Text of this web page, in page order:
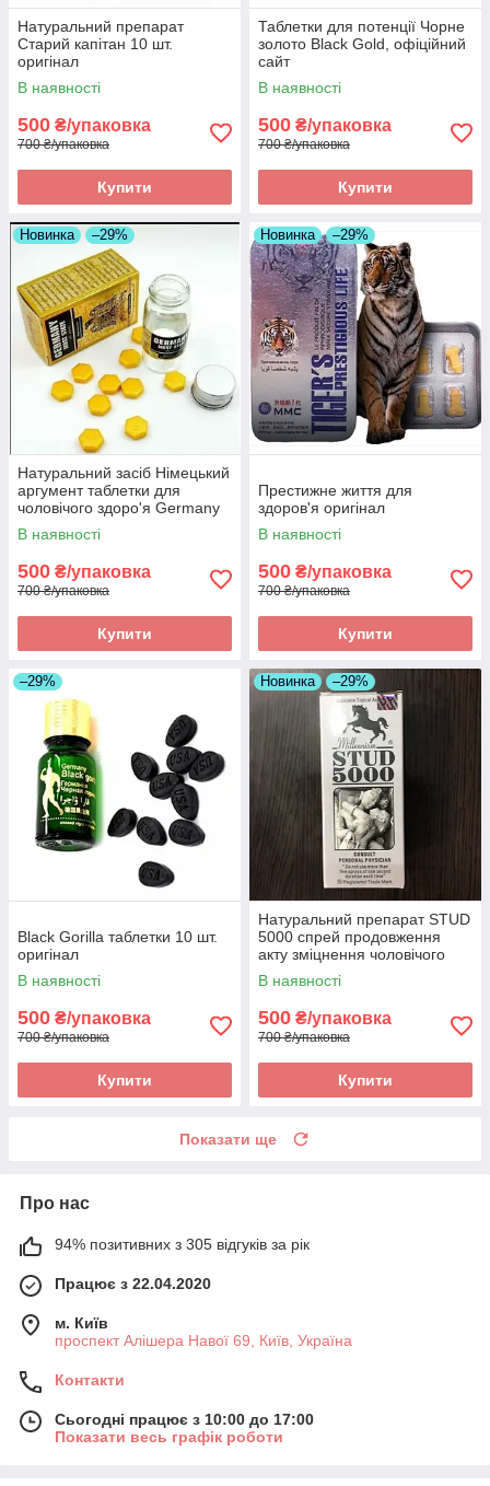
Натуральний препарат
Старий капітан 10 шт.
оригінал
В наявності
500 ₴/упаковка
700 ₴/упаковка
Купити
Таблетки для потенції Чорне
золото Black Gold, офіційний
сайт
В наявності
500 ₴/упаковка
700 ₴/упаковка
Купити
Новинка –29%
Натуральний засіб Німецький
аргумент таблетки для
чоловічого здоро'я Germany
must state оригінал
В наявності
500 ₴/упаковка
700 ₴/упаковка
Купити
Новинка –29%
Престижне життя для
здоров'я оригінал
В наявності
500 ₴/упаковка
700 ₴/упаковка
Купити
–29%
Black Gorilla таблетки 10 шт.
оригінал
В наявності
500 ₴/упаковка
700 ₴/упаковка
Купити
Новинка –29%
Натуральний препарат STUD
5000 спрей продовження
акту зміцнення чоловічого
здоров'я 2 оригінал
В наявності
500 ₴/упаковка
700 ₴/упаковка
Купити
Показати ще
Про нас
94% позитивних з 305 відгуків за рік
Працює з 22.04.2020
м. Київ
проспект Алішера Навої 69, Київ, Україна
Контакти
Сьогодні працює з 10:00 до 17:00
Показати весь графік роботи